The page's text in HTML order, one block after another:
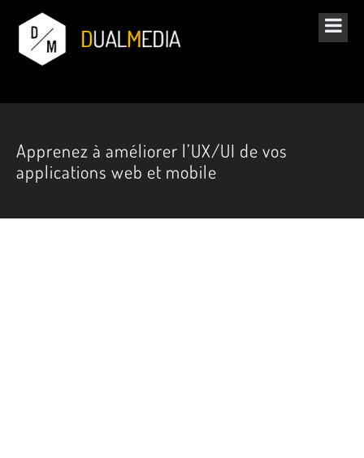
Apprenez à améliorer l’UX/UI de vos
applications web et mobile